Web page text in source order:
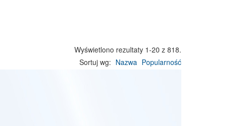
Wyświetlono rezultaty 1-20 z 818.
Sortuj wg: Nazwa Popularność